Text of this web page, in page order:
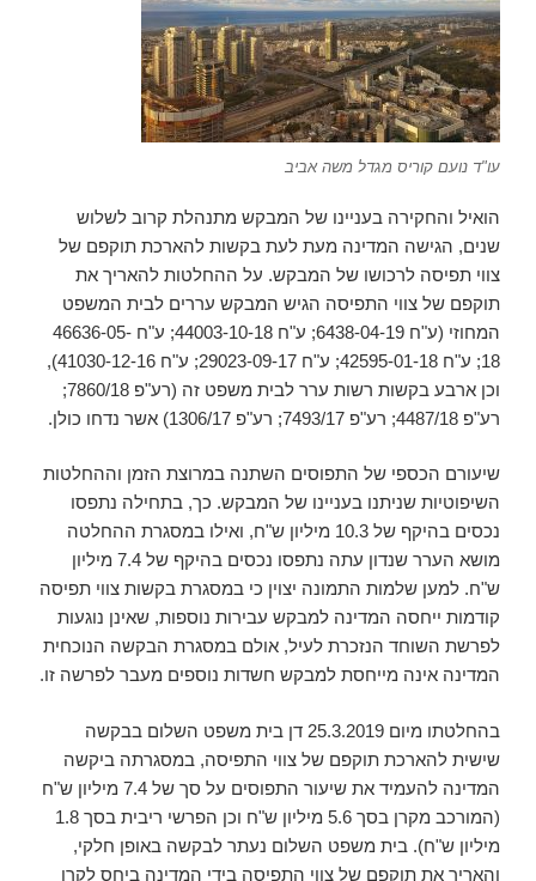
עו"ד נועם קוריס מגדל משה אביב
הואיל והחקירה בעניינו של המבקש מתנהלת קרוב לשלוש
שנים, הגישה המדינה מעת לעת בקשות להארכת תוקפם של
צווי תפיסה לרכושו של המבקש. על ההחלטות להאריך את
תוקפם של צווי התפיסה הגיש המבקש עררים לבית המשפט
המחוזי (ע"ח 6438-04-19; ע"ח 44003-10-18; ע"ח 46636-05-
18; ע"ח 42595-01-18; ע"ח 29023-09-17; ע"ח 41030-12-16),
וכן ארבע בקשות רשות ערר לבית משפט זה (רע"פ 7860/18;
רע"פ 4487/18; רע"פ 7493/17; רע"פ 1306/17) אשר נדחו כולן.
שיעורם הכספי של התפוסים השתנה במרוצת הזמן וההחלטות
השיפוטיות שניתנו בעניינו של המבקש. כך, בתחילה נתפסו
נכסים בהיקף של 10.3 מיליון ש"ח, ואילו במסגרת ההחלטה
מושא הערר שנדון עתה נתפסו נכסים בהיקף של 7.4 מיליון
ש"ח. למען שלמות התמונה יצוין כי במסגרת בקשות צווי תפיסה
קודמות ייחסה המדינה למבקש עבירות נוספות, שאינן נוגעות
לפרשת השוחד הנזכרת לעיל, אולם במסגרת הבקשה הנוכחית
המדינה אינה מייחסת למבקש חשדות נוספים מעבר לפרשה זו.
בהחלטתו מיום 25.3.2019 דן בית משפט השלום בבקשה
שישית להארכת תוקפם של צווי התפיסה, במסגרתה ביקשה
המדינה להעמיד את שיעור התפוסים על סך של 7.4 מיליון ש"ח
(המורכב מקרן בסך 5.6 מיליון ש"ח וכן הפרשי ריבית בסך 1.8
מיליון ש"ח). בית משפט השלום נעתר לבקשה באופן חלקי,
והאריך את תוקפם של צווי התפיסה בידי המדינה ביחס לקרן